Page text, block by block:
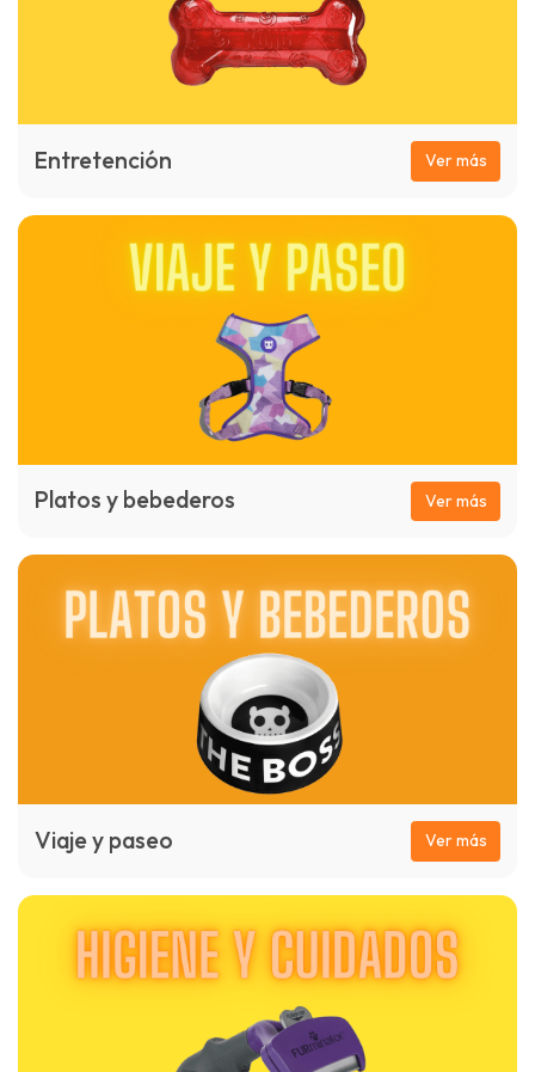
Entretención Ver más
Platos y bebederos Ver más
Viaje y paseo Ver más